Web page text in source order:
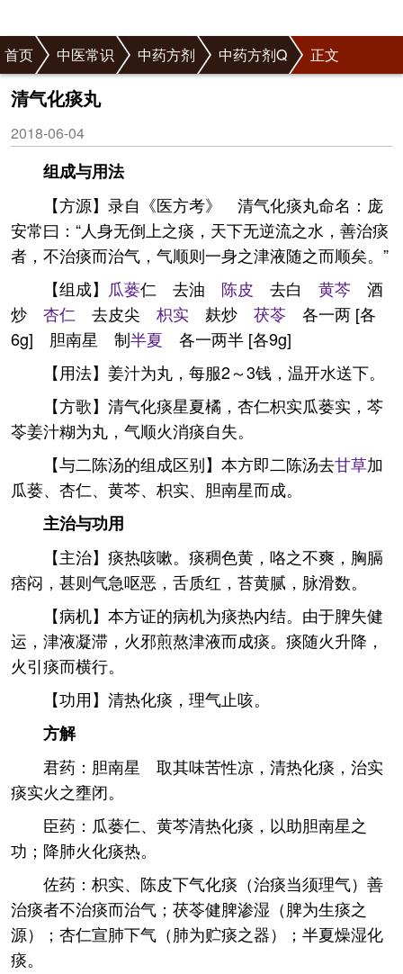
首页 中医常识 中药方剂 中药方剂Q 正文
清气化痰丸
2018-06-04
组成与用法
【方源】录自《医方考》 清气化痰丸命名：庞
安常曰：“人身无倒上之痰，天下无逆流之水，善治痰
者，不治痰而治气，气顺则一身之津液随之而顺矣。”
【组成】 瓜蒌仁 去油 陈皮 去白 黄芩 酒
炒 杏仁 去皮尖 枳实 麸炒 茯苓 各一两 [各
6g] 胆南星 制半夏 各一两半 [各9g]
【用法】姜汁为丸，每服2～3钱，温开水送下。
【方歌】清气化痰星夏橘，杏仁枳实瓜蒌实，芩
苓姜汁糊为丸，气顺火消痰自失。
【与二陈汤的组成区别】本方即二陈汤去甘草加
瓜蒌、杏仁、黄芩、枳实、胆南星而成。
主治与功用
【主治】痰热咳嗽。痰稠色黄，咯之不爽，胸膈
痞闷，甚则气急呕恶，舌质红，苔黄腻，脉滑数。
【病机】本方证的病机为痰热内结。由于脾失健
运，津液凝滞，火邪煎熬津液而成痰。痰随火升降，
火引痰而横行。
【功用】清热化痰，理气止咳。
方解
君药：胆南星 取其味苦性凉，清热化痰，治实
痰实火之壅闭。
臣药：瓜蒌仁、黄芩清热化痰，以助胆南星之
功；降肺火化痰热。
佐药：枳实、陈皮下气化痰（治痰当须理气）善
治痰者不治痰而治气；茯苓健脾渗湿（脾为生痰之
源）；杏仁宣肺下气（肺为贮痰之器）；半夏燥湿化
痰。